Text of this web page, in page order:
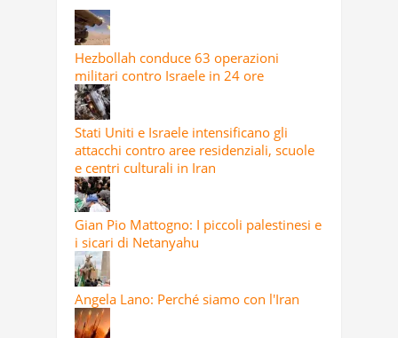
Hezbollah conduce 63 operazioni
militari contro Israele in 24 ore
Stati Uniti e Israele intensificano gli
attacchi contro aree residenziali, scuole
e centri culturali in Iran
Gian Pio Mattogno: I piccoli palestinesi e
i sicari di Netanyahu
Angela Lano: Perché siamo con l'Iran